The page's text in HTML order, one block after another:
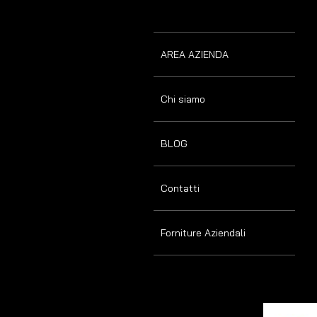
AREA AZIENDA
Chi siamo
BLOG
Contatti
Forniture Aziendali